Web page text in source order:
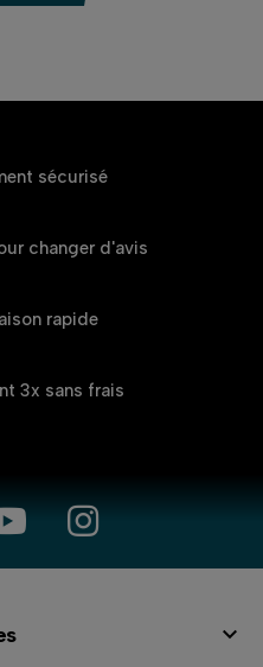
sécurisé
changer d'avis
rapide
3x sans frais
